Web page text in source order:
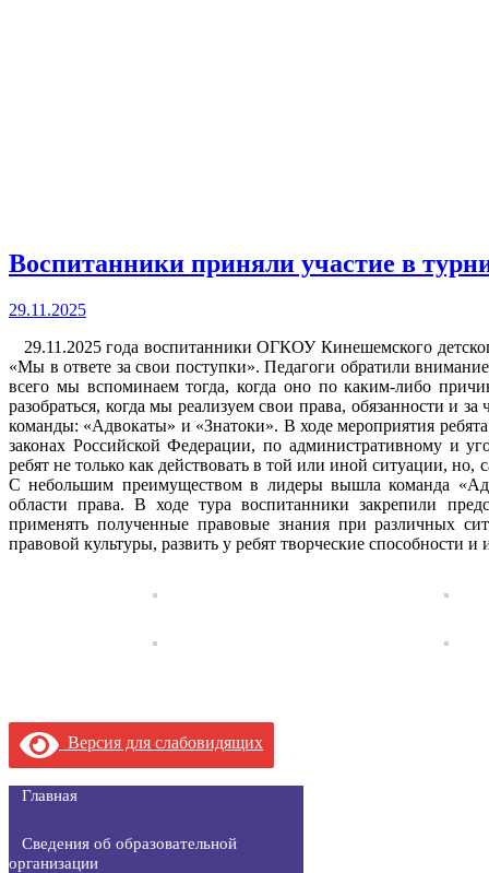
Воспитанники приняли участие в
29.11.2025
29.11.2025 года воспитанники ОГКОУ Кинешемского
«Мы в ответе за свои поступки». Педагоги обратили
всего мы вспоминаем тогда, когда оно по каким-либо
разобраться, когда мы реализуем свои права, обязанности и
команды: «Адвокаты» и «Знатоки». В ходе мероприятия
законах Российской Федерации, по административному и
ребят не только как действовать в той или иной ситуации, но,
С небольшим преимуществом в лидеры вышла команда
области права. В ходе тура воспитанники закрепили
применять полученные правовые знания при различных
правовой культуры, развить у ребят творческие способности и
Версия для слабовидящих
Главная
Сведения об образовательной
организации